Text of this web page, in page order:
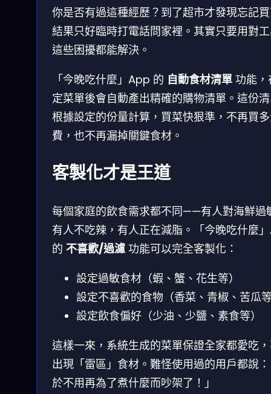
你是否有過這種經歷？到了超市才發現忘記
結果只好臨時打電話問家裡。其實只要用對
這些困擾都能解決。
「今晚吃什麼」App 的 自動食材清單 功能，
定菜單後會自動產出精確的購物清單。這份
根據設定的份量計算，買菜快狠準，不再買
費，也不再漏掉關鍵食材。
客製化才是王道
每個家庭的飲食需求都不同——有人對海鮮過
有人不吃辣，有人正在減脂。「今晚吃什麼
的 不喜歡/過濾 功能可以完全客製化：
設定過敏食材（蝦、蟹、花生等）
設定不喜歡的食物（香菜、青椒、苦瓜
設定飲食偏好（少油、少鹽、素食等）
這樣一來，系統生成的菜單保證全家都愛吃
出現「雷區」食材。難怪使用過的用戶都說
於不用再為了煮什麼而吵架了！」